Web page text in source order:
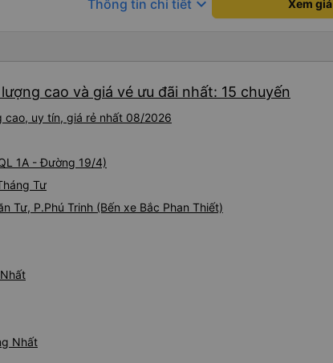
Thông tin chi tiết keyboard_arrow_down Xem giá
cao và giá vé ưu đãi nhất: 15 chuyến
cao, uy tín, giá rẻ nhất 08/2026
1A - Đường 19/4)
Tư
Tư, P.Phú Trinh (Bến xe Bắc Phan Thiết)
Nhất